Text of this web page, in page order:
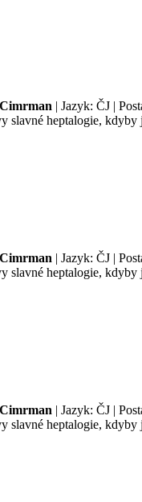
| Jazyk: ČJ |
heptalogie,
| Jazyk: ČJ |
heptalogie,
| Jazyk: ČJ |
heptalogie,